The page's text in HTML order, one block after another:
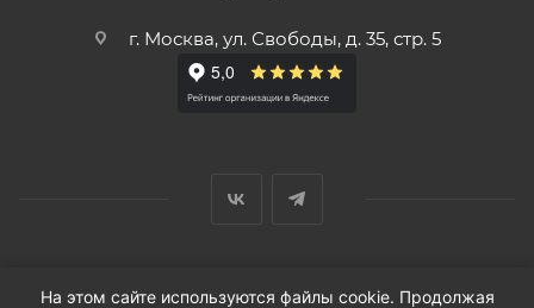
г. Москва, ул. Свободы, д. 35, стр. 5
© ООО «Вендорс», 1999-2026 г.
На этом сайте используются файлы cookie. Продолжая